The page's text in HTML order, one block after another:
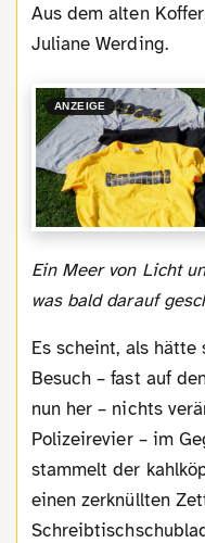
Aus dem alten
Juliane Werding.
ANZEIGE
Ein Meer von Licht und Farben. Wir ahnten nicht,
was bald darauf
Es scheint, als hätte sich seit unserem letzten
Besuch – fast auf
nun her – nichts
Polizeirevier – im
stammelt der
einen zerknüllten